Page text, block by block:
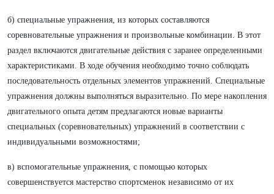
б) специальные упражнения, из которых составляются
соревновательные упражнения и произвольные комбинации. В этот
раздел включаются двигательные действия с заранее определенными
характеристиками. В ходе обучения необходимо точно соблюдать
последовательность отдельных элементов упражнений. Специальные
упражнения должны выполняться выразительно. По мере накопления
двигательного опыта детям предлагаются новые варианты
специальных (соревновательных) упражнений в соответствии с
индивидуальными возможностями;
в) вспомогательные упражнения, с помощью которых
совершенствуется мастерство спортсменок независимо от их